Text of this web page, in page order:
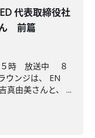
代表取締役社
前篇
５時 放送中 ８
ンジは、 EN
由美さんと、 ...